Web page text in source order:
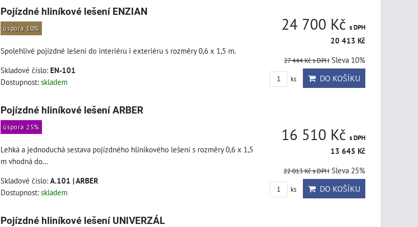
Pojízdné hliníkové lešení ENZIAN
úspora 10%
Spolehlivé pojízdné lešení do interiéru i exteriéru s rozměry 0,6 x 1,5 m.
Skladové číslo: EN-101
Dostupnost: skladem
24 700 Kč s DPH
20 413 Kč
27 444 Kčs DPH Sleva 10%
ks DO KOŠÍKU
Pojízdné hliníkové lešení ARBER
úspora 25%
Lehká a jednoduchá sestava pojízdného hliníkového lešení s rozměry 0,6 x 1,5
m vhodná do...
Skladové číslo: A.101 | ARBER
Dostupnost: skladem
16 510 Kč s DPH
13 645 Kč
22 013 Kčs DPH Sleva 25%
ks DO KOŠÍKU
Pojízdné hliníkové lešení UNIVERZÁL